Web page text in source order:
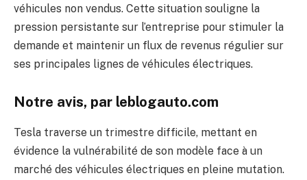
véhicules non vendus. Cette situation souligne la
pression persistante sur l’entreprise pour stimuler la
demande et maintenir un flux de revenus régulier sur
ses principales lignes de véhicules électriques.
Notre avis, par leblogauto.com
Tesla traverse un trimestre difficile, mettant en
évidence la vulnérabilité de son modèle face à un
marché des véhicules électriques en pleine mutation.